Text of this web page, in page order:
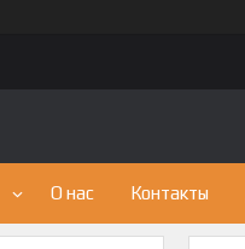
О нас Контакты